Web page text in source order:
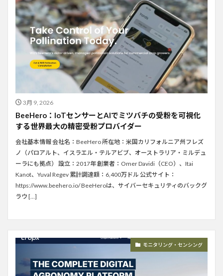
3月 9, 2026
BeeHero：IoTセンサーとAIでミツバチの受粉を可視化
する世界最大の精密受粉プロバイダー
会社基本情報 会社名：BeeHero 所在地：米国カリフォルニア州フレズ
ノ（パロアルト、イスラエル・テルアビブ、オーストラリア・ミルデュ
ーラにも拠点） 設立：2017年 創業者：Omer Davidi（CEO）、Itai
Kanot、Yuval Regev 累計調達額：6,400万ドル 公式サイト：
https://www.beehero.io/ BeeHeroは、サイバーセキュリティのバックグ
ラウ […]
モニタリング・センシング